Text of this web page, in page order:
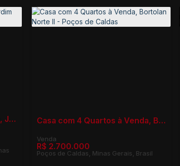
Casa com 3 Quartos à Venda, Jardim Europa - Poços de Caldas Casa com 4 Quartos à Venda, Bortolan Norte II - Poços de Caldas
R$ 2.700.000
Poços de Caldas, Minas Gerais, Brasil